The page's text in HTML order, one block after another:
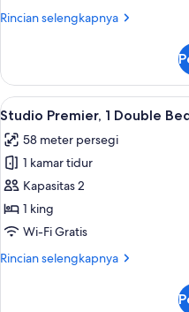
Bed
Rincian selengkapnya
Rincian
Studio
Superior,
1
Bed
Lihat
semua
foto
untuk
Studio
Premier,
1
Bed
2
Studio Premier, 1 Double
58 meter persegi
1 kamar tidur
Kapasitas 2
1 king
Wi-Fi Gratis
Rincian selengkapnya
Rincian